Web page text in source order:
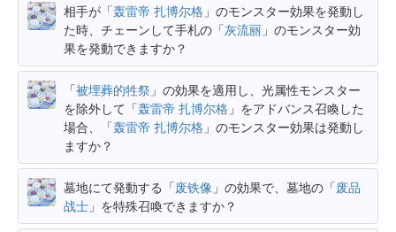
相手が「轰雷帝 扎博尔格 」のモンスター効果を発動し
た時、チェーンして手札の「灰流丽 」のモンスター効
果を発動できますか？
「被埋葬的牲祭 」の効果を適用し、光属性モンスター
を除外して「轰雷帝 扎博尔格 」をアドバンス召喚した
場合、「轰雷帝 扎博尔格 」のモンスター効果は発動し
ますか？
墓地にて発動する「废铁像 」の効果で、墓地の「废品
战士 」を特殊召喚できますか？